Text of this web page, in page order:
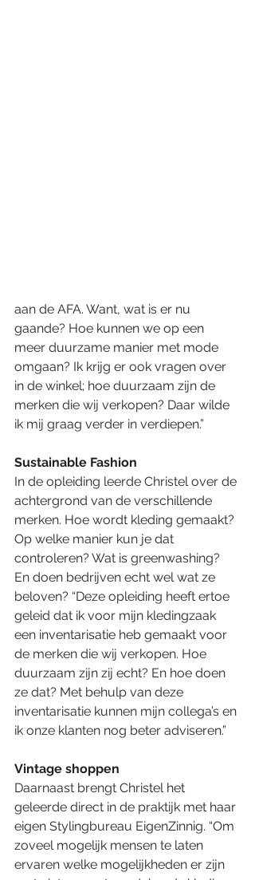
aan de AFA. Want, wat is er nu
gaande? Hoe kunnen we op een
meer duurzame manier met mode
omgaan? Ik krijg er ook vragen over
in de winkel; hoe duurzaam zijn de
merken die wij verkopen? Daar wilde
ik mij graag verder in verdiepen.”
Sustainable Fashion
In de opleiding leerde Christel over de
achtergrond van de verschillende
merken. Hoe wordt kleding gemaakt?
Op welke manier kun je dat
controleren? Wat is greenwashing?
En doen bedrijven echt wel wat ze
beloven? “Deze opleiding heeft ertoe
geleid dat ik voor mijn kledingzaak
een inventarisatie heb gemaakt voor
de merken die wij verkopen. Hoe
duurzaam zijn zij echt? En hoe doen
ze dat? Met behulp van deze
inventarisatie kunnen mijn collega’s en
ik onze klanten nog beter adviseren.”
Vintage shoppen
Daarnaast brengt Christel het
geleerde direct in de praktijk met haar
eigen Stylingbureau EigenZinnig. “Om
zoveel mogelijk mensen te laten
ervaren welke mogelijkheden er zijn